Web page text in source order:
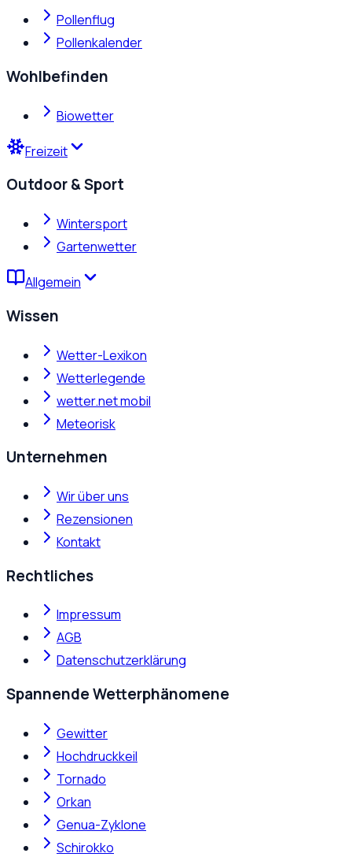
Pollenflug
Pollenkalender
Wohlbefinden
Biowetter
Freizeit
Outdoor & Sport
Wintersport
Gartenwetter
Allgemein
Wissen
Wetter-Lexikon
Wetterlegende
wetter.net mobil
Meteorisk
Unternehmen
Wir über uns
Rezensionen
Kontakt
Rechtliches
Impressum
AGB
Datenschutzerklärung
Spannende Wetterphänomene
Gewitter
Hochdruckkeil
Tornado
Orkan
Genua-Zyklone
Schirokko